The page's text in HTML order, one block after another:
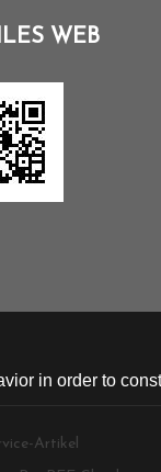
WEB
Artikel
in order to